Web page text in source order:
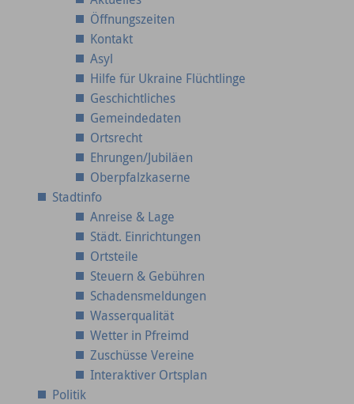
Öffnungszeiten
Kontakt
Asyl
Hilfe für Ukraine Flüchtlinge
Geschichtliches
Gemeindedaten
Ortsrecht
Ehrungen/Jubiläen
Oberpfalzkaserne
Stadtinfo
Anreise & Lage
Städt. Einrichtungen
Ortsteile
Steuern & Gebühren
Schadensmeldungen
Wasserqualität
Wetter in Pfreimd
Zuschüsse Vereine
Interaktiver Ortsplan
Politik